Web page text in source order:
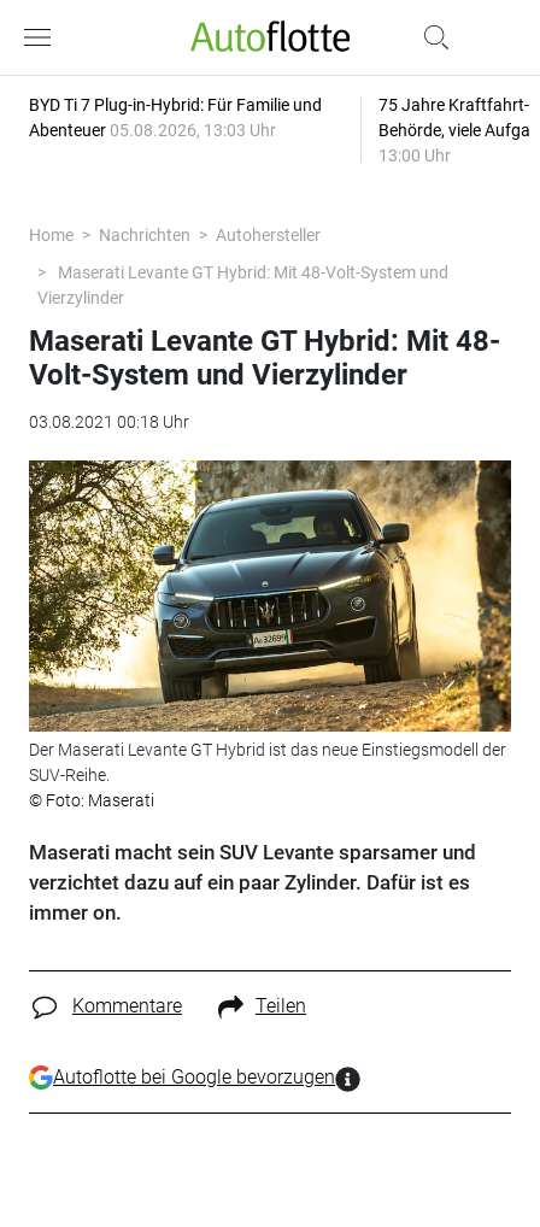
BYD Ti 7 Plug-in-Hybrid: Für Familie und
Abenteuer 05.08.2026, 13:03 Uhr
75 Jahre Kraftfahrt-
Behörde, viele
13:00 Uhr
Home Nachrichten
Autohersteller
Maserati Levante GT Hybrid: Mit 48-Volt-System und
Vierzylinder
Maserati Levante GT Hybrid: Mit 48-
Volt-System und Vierzylinder
03.08.2021 00:18 Uhr
Der Maserati Levante GT Hybrid ist das neue Einstiegsmodell der
SUV-Reihe.
© Foto: Maserati
Maserati macht sein SUV Levante sparsamer und
verzichtet dazu auf ein paar Zylinder. Dafür ist es
immer on.
Kommentare Teilen
Autoflotte bei Google bevorzugen